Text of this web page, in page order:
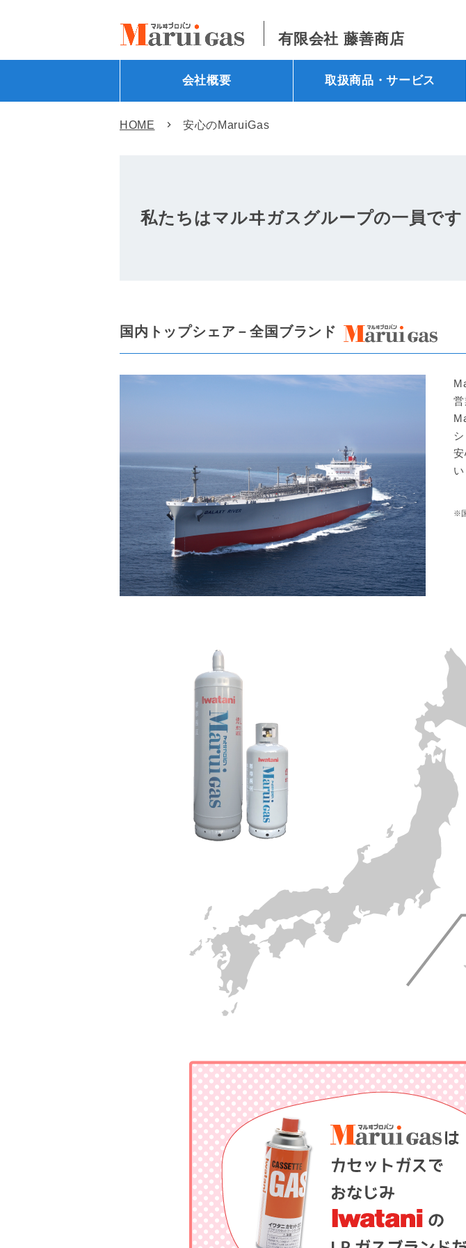
有限会社 藤善商店
会社概要 取扱商品・サービス
HOME 安心のMaruiGas
私たちはマルヰガス グループの一員です
国内トップシェア－全国ブランド
い
※